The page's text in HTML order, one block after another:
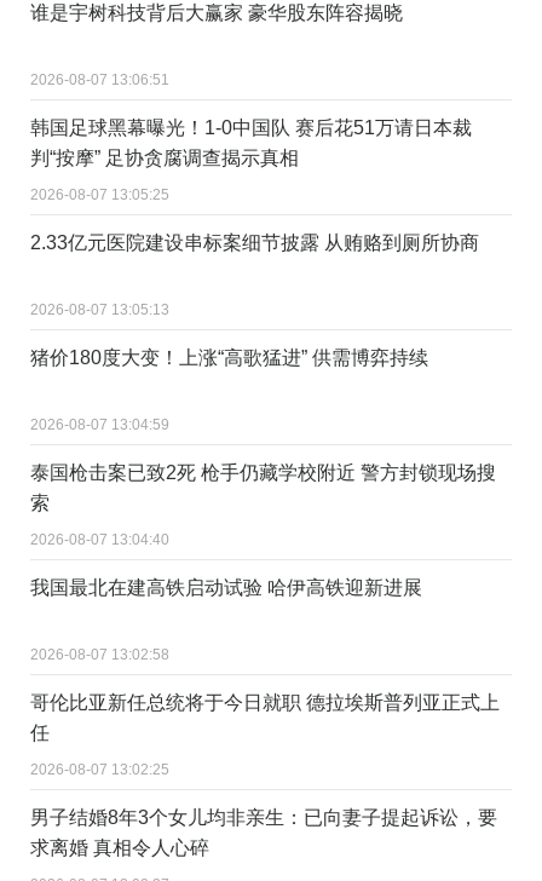
谁是宇树科技背后大赢家 豪华股东阵容揭晓
2026-08-07 13:06:51
韩国足球黑幕曝光！1-0中国队 赛后花51万请日本裁
判“按摩” 足协贪腐调查揭示真相
2026-08-07 13:05:25
2.33亿元医院建设串标案细节披露 从贿赂到厕所协商
2026-08-07 13:05:13
猪价180度大变！上涨“高歌猛进” 供需博弈持续
2026-08-07 13:04:59
泰国枪击案已致2死 枪手仍藏学校附近 警方封锁现场搜
索
2026-08-07 13:04:40
我国最北在建高铁启动试验 哈伊高铁迎新进展
2026-08-07 13:02:58
哥伦比亚新任总统将于今日就职 德拉埃斯普列亚正式上
任
2026-08-07 13:02:25
男子结婚8年3个女儿均非亲生：已向妻子提起诉讼，要
求离婚 真相令人心碎